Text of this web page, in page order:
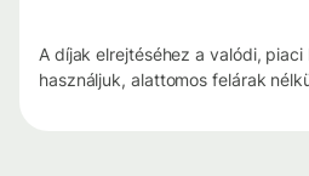
A díjak elrejtéséhez a valódi,
használjuk, alattomos felárak